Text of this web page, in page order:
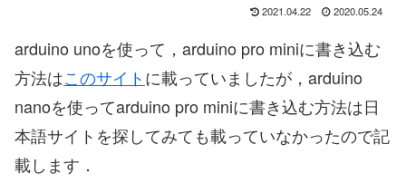
2021.04.22 2020.05.24
arduino unoを使って，arduino pro miniに書き込む
方法はこのサイトに載っていましたが，arduino
nanoを使ってarduino pro miniに書き込む方法は日
本語サイトを探してみても載っていなかったので記
載します．